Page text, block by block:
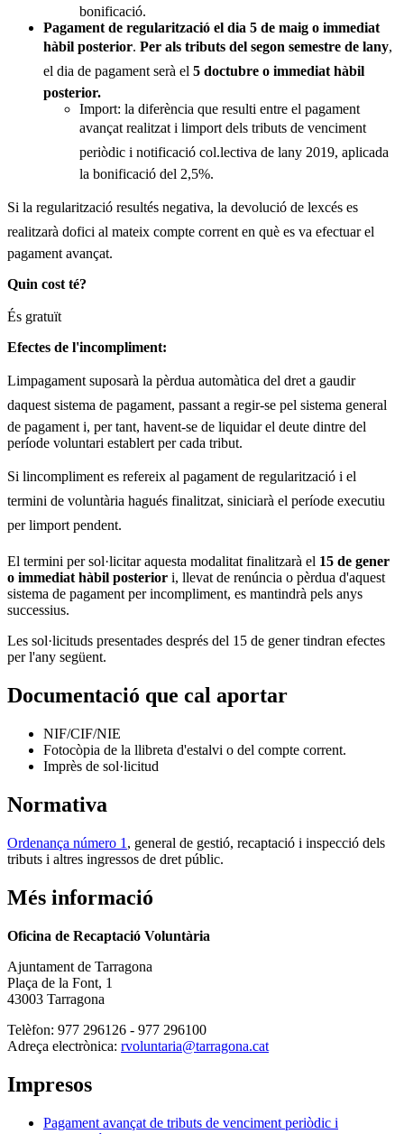
bonificació.
Pagament de regularització el dia 5 de maig o immediat
hàbil posterior. Per als tributs del segon semestre de lany,
el dia de pagament serà el 5 doctubre o immediat hàbil
posterior.
Import: la diferència que resulti entre el pagament
avançat realitzat i limport dels tributs de venciment
periòdic i notificació col.lectiva de lany 2019, aplicada
la bonificació del 2,5%.
Si la regularització resultés negativa, la devolució de lexcés es
realitzarà dofici al mateix compte corrent en què es va efectuar el
pagament avançat.
Quin cost té?
És gratuït
Efectes de l'incompliment:
Limpagament suposarà la pèrdua automàtica del dret a gaudir
daquest sistema de pagament, passant a regir-se pel sistema general
de pagament i, per tant, havent-se de liquidar el deute dintre del
període voluntari establert per cada tribut.
Si lincompliment es refereix al pagament de regularització i el
termini de voluntària hagués finalitzat, siniciarà el període executiu
per limport pendent.
El termini per sol·licitar aquesta modalitat finalitzarà el 15 de gener
o immediat hàbil posterior i, llevat de renúncia o pèrdua d'aquest
sistema de pagament per incompliment, es mantindrà pels anys
successius.
Les sol·licituds presentades després del 15 de gener tindran efectes
per l'any següent.
Documentació que cal aportar
NIF/CIF/NIE
Fotocòpia de la llibreta d'estalvi o del compte corrent.
Imprès de sol·licitud
Normativa
Ordenança número 1 , general de gestió, recaptació i inspecció dels
tributs i altres ingressos de dret públic.
Més informació
Oficina de Recaptació Voluntària
Ajuntament de Tarragona
Plaça de la Font, 1
43003 Tarragona
Telèfon: 977 296126 - 977 296100
Adreça electrònica: rvoluntaria@tarragona.cat
Impresos
Pagament avançat de tributs de venciment periòdic i